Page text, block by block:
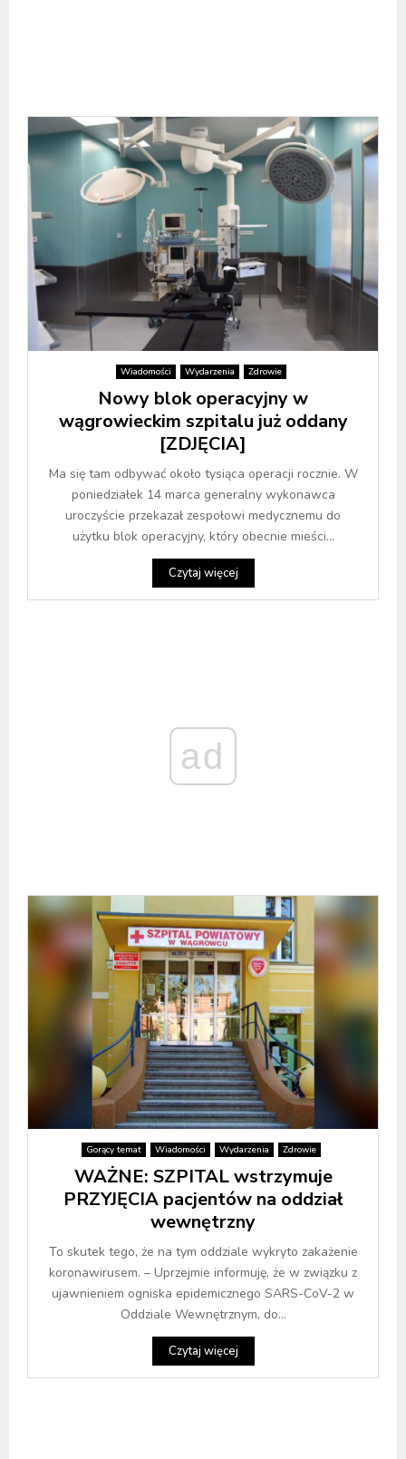
Wiadomości Wydarzenia Zdrowie
Nowy blok operacyjny w
wągrowieckim szpitalu już oddany
[ZDJĘCIA]
Ma się tam odbywać około tysiąca operacji rocznie. W
poniedziałek 14 marca generalny wykonawca
uroczyście przekazał zespołowi medycznemu do
użytku blok operacyjny, który obecnie mieści...
Czytaj więcej
ad
Gorący temat Wiadomości Wydarzenia Zdrowie
WAŻNE: SZPITAL wstrzymuje
PRZYJĘCIA pacjentów na oddział
wewnętrzny
To skutek tego, że na tym oddziale wykryto zakażenie
koronawirusem. – Uprzejmie informuję, że w związku z
ujawnieniem ogniska epidemicznego SARS-CoV-2 w
Oddziale Wewnętrznym, do...
Czytaj więcej